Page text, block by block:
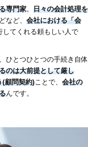
専門家。 日々の会計処理を
など、 会社における「会
してくれる頼もしい人で
ひとつひとつの手続き自体
のは大前提として厳し
(顧問契約)ことで、 会社の
んです。